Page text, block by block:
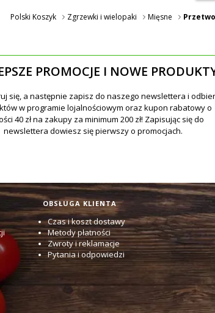
Polski Koszyk Zgrzewki i wielopaki Mięsne
PROMOCJE I NOWE
OBSŁUGA KLIENTA
Czas i koszt dostawy
Metody płatności
Zwroty i reklamacje
Pytania i odpowiedzi